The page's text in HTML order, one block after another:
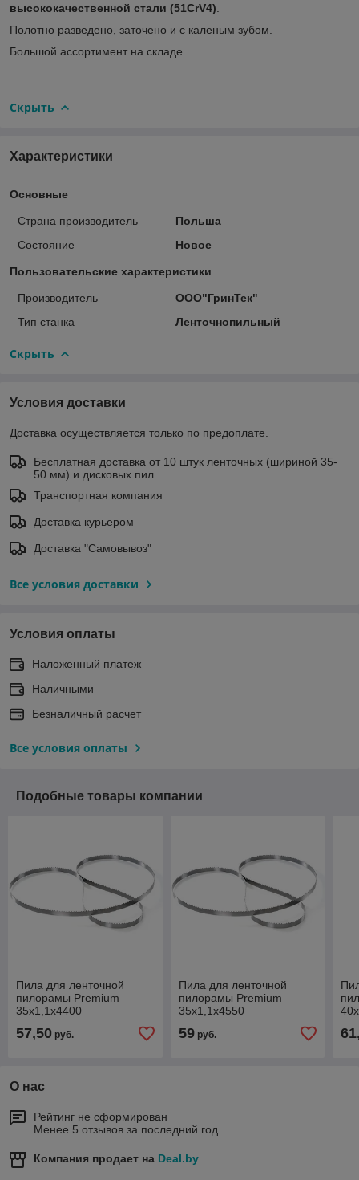
высококачественной стали (51CrV4)
Полотно разведено, заточено и с каленым зубом.
Большой ассортимент на складе.
Скрыть
Характеристики
Основные
Страна производитель
Польша
Состояние
Новое
Пользовательские характеристики
Производитель
ООО"ГринТек"
Тип станка
Ленточнопильный
Скрыть
Условия доставки
Доставка осуществляется только по предоплате.
Бесплатная доставка от 10 штук ленточных (шириной 35-
50 мм) и дисковых пил
Транспортная компания
Доставка курьером
Доставка "Самовывоз"
Все условия доставки
Условия оплаты
Наложенный платеж
Наличными
Безналичный расчет
Все условия оплаты
Подобные товары компании
Пила для ленточной
пилорамы Premium
35х1,1х4400
57,50 руб.
Пила для ленточной
пилорамы Premium
35х1,1х4550
59руб.
О нас
Рейтинг не сформирован
Менее 5 отзывов за последний год
Компания продает на Deal.by